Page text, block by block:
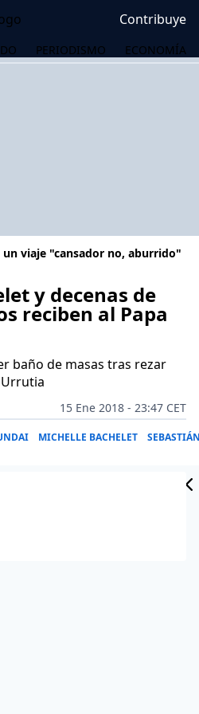
Contribuye
PERIODISMO ECONOMÍA
viaje "cansador no, aburrido"
y decenas de
reciben al Papa
baño de masas tras rezar
15 Ene 2018 - 23:47 CET
MICHELLE BACHELET